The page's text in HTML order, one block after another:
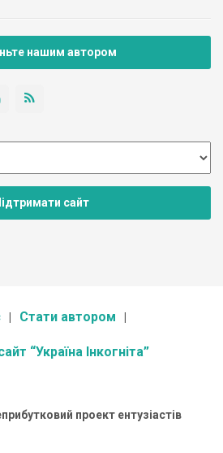
нашим автором
сайт
Стати автором
“Україна Інкогніта”
проект ентузіастів